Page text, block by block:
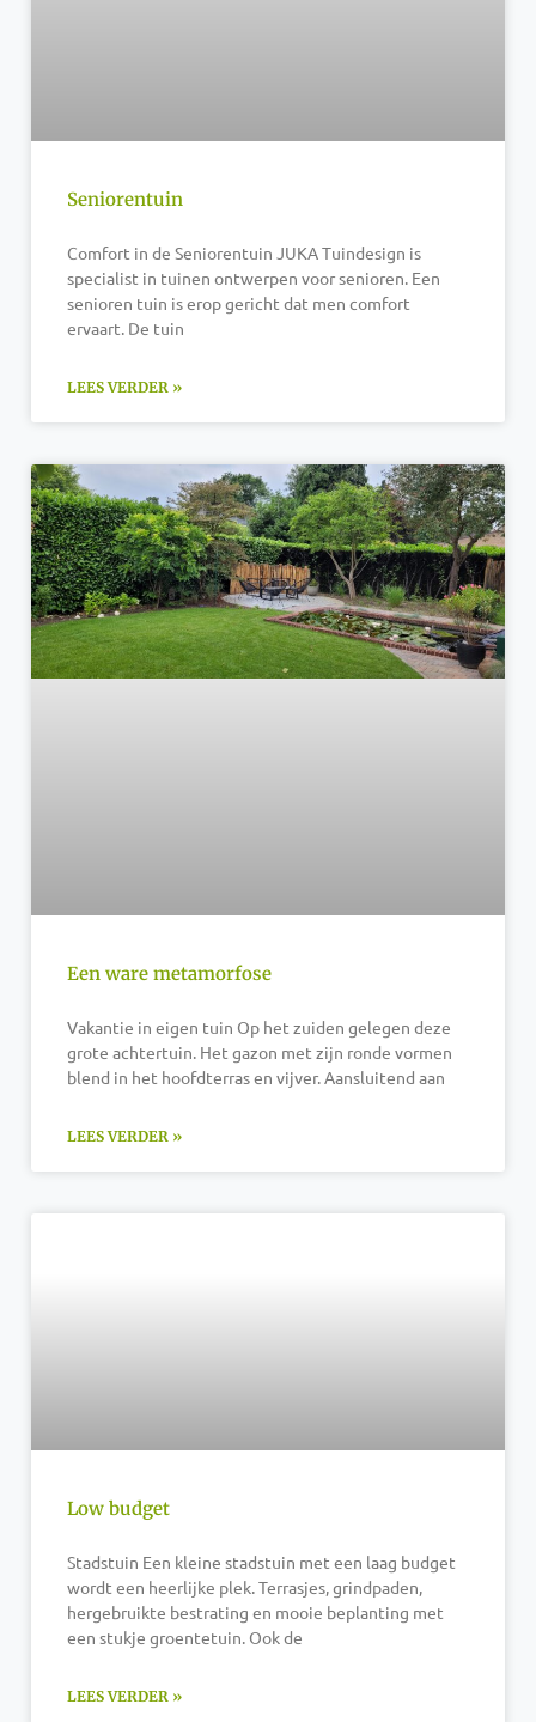
Seniorentuin
Comfort in de Seniorentuin JUKA Tuindesign is
specialist in tuinen ontwerpen voor senioren. Een
senioren tuin is erop gericht dat men comfort
ervaart. De tuin
LEES VERDER »
Een ware metamorfose
Vakantie in eigen tuin Op het zuiden gelegen deze
grote achtertuin. Het gazon met zijn ronde vormen
blend in het hoofdterras en vijver. Aansluitend aan
LEES VERDER »
Low budget
Stadstuin Een kleine stadstuin met een laag budget
wordt een heerlijke plek. Terrasjes, grindpaden,
hergebruikte bestrating en mooie beplanting met
een stukje groentetuin. Ook de
LEES VERDER »